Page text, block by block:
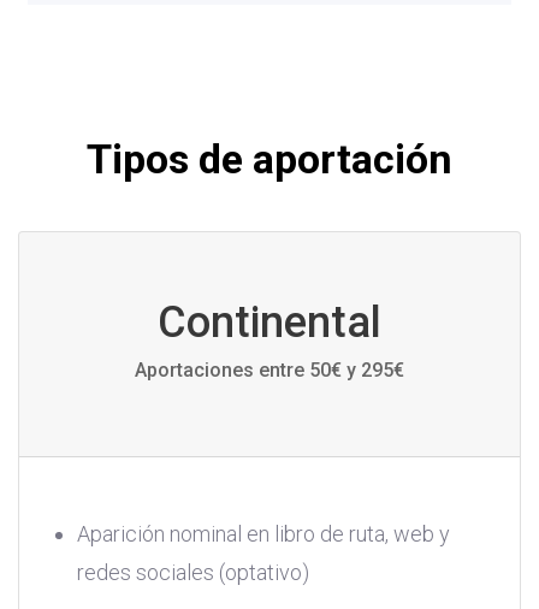
Tipos de aportación
Continental
Aportaciones entre 50€ y 295€
Aparición nominal en libro de ruta, web y
redes sociales (optativo)